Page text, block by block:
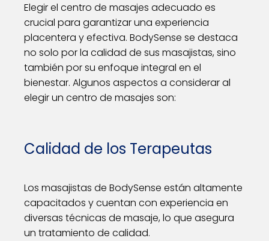
Elegir el centro de masajes adecuado es
crucial para garantizar una experiencia
placentera y efectiva. BodySense se destaca
no solo por la calidad de sus masajistas, sino
también por su enfoque integral en el
bienestar. Algunos aspectos a considerar al
elegir un centro de masajes son:
Calidad de los Terapeutas
Los masajistas de BodySense están altamente
capacitados y cuentan con experiencia en
diversas técnicas de masaje, lo que asegura
un tratamiento de calidad.